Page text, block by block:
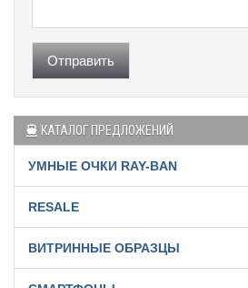
Отправить
КАТАЛОГ ПРЕДЛОЖЕНИЙ
УМНЫЕ ОЧКИ RAY-BAN
RESALE
ВИТРИННЫЕ ОБРАЗЦЫ